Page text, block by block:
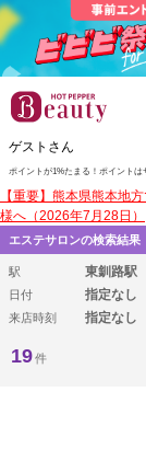
ゲストさん
ポイントが1%たまる！ ポイントは
【重要】熊本県熊本地
様へ（2026年7月28日）
エステサロンの検索結果
駅 東釧路駅
日付 指定なし
来店時刻 指定なし
19件